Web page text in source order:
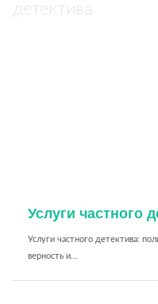
детектива
Услуги частного
Услуги частного детектива:
верность и...